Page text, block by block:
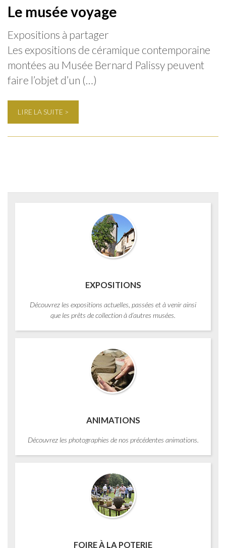
Le musée voyage
Expositions à partager
Les expositions de céramique contemporaine
montées au Musée Bernard Palissy peuvent
faire l’objet d’un (…)
LIRE LA SUITE >
EXPOSITIONS
Découvrez les expositions actuelles, passées et à venir ainsi
que les prêts de collection à d’autres musées.
ANIMATIONS
Découvrez les photographies de nos précédentes animations.
FOIRE À LA POTERIE